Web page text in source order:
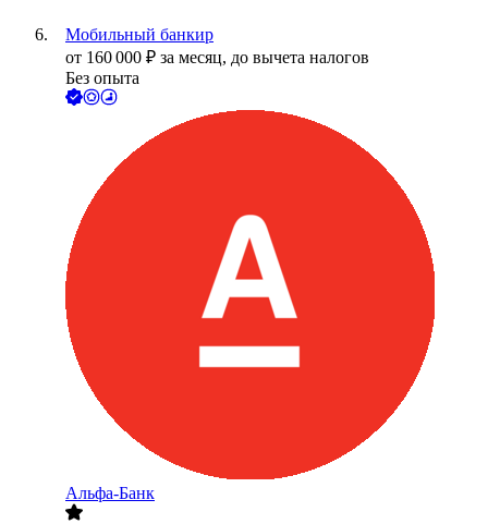
Мобильный банкир
от 160 000 ₽ за месяц, до вычета налогов
Без опыта
Альфа-Банк